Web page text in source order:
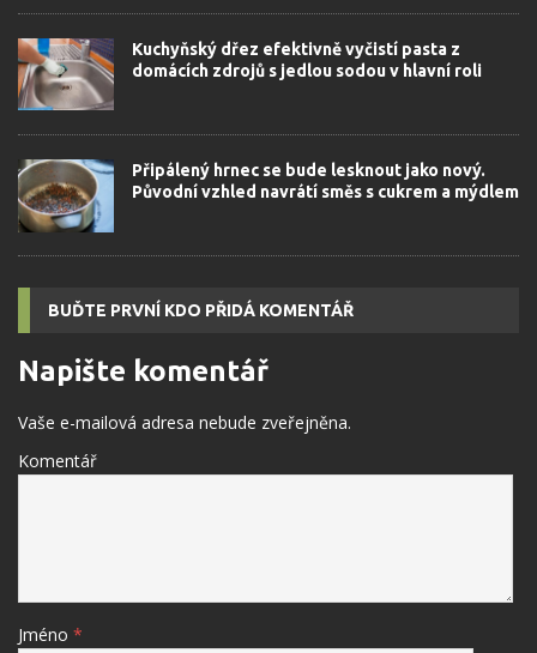
Kuchyňský dřez efektivně vyčistí pasta z
domácích zdrojů s jedlou sodou v hlavní roli
Připálený hrnec se bude lesknout jako nový.
Původní vzhled navrátí směs s cukrem a mýdlem
BUĎTE PRVNÍ KDO PŘIDÁ KOMENTÁŘ
Napište komentář
Vaše e-mailová adresa nebude zveřejněna.
Komentář
Jméno *